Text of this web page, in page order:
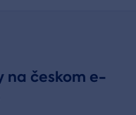
na českom e-